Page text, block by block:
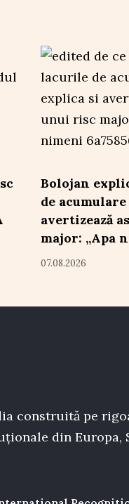
Bolojan
de
avertizează
major: „Apa
07.08.2026
construită pe
din Europa,